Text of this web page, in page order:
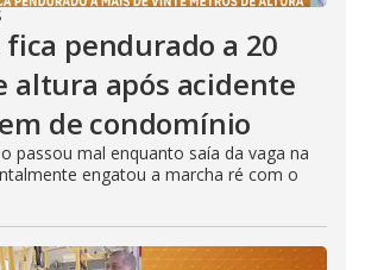
fica pendurado a 20
altura após acidente
de condomínio
passou mal enquanto saía da vaga na
engatou a marcha ré com o